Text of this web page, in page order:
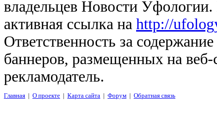
владельцев Новости
активная ссылка на http://
Ответственность за
баннеров, размещенных на
рекламодатель.
Главная | О проекте | Карта сайта | Форум | Обратная связь